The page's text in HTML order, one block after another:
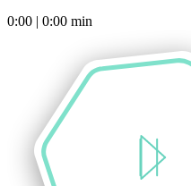
0:00 | 0:00 min